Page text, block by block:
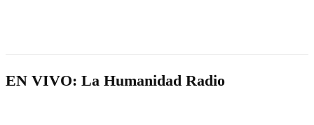
EN VIVO: La Humanidad Radio